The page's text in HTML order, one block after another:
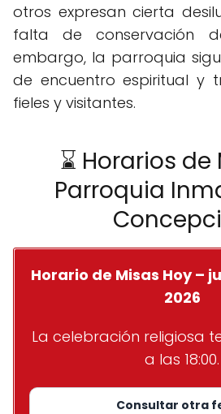
otros expresan cierta
falta de conservación
embargo, la parroquia
de encuentro espiritual y
fieles y visitantes.
⌛ Horarios de
Parroquia
Horario de Misas Hoy –
2026
La celebración religiosa
a las 18:00.
Consultar otra